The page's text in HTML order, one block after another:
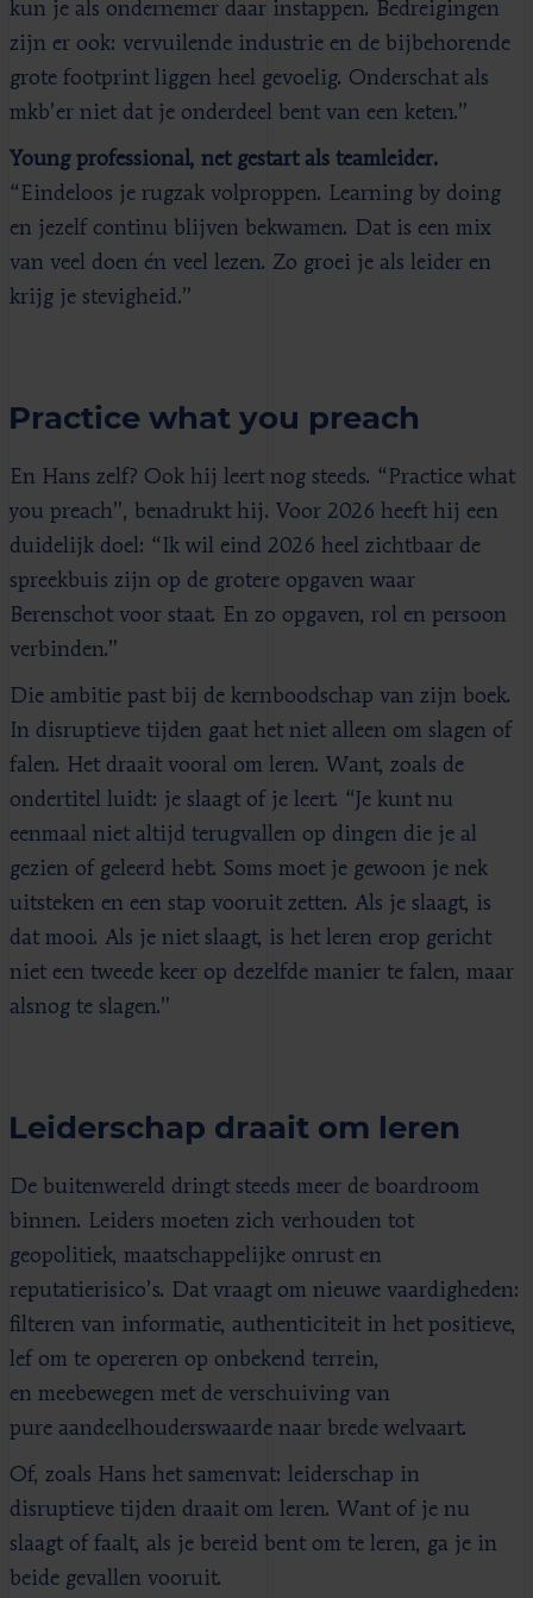
kun je als ondernemer daar instappen. Bedreigingen
zijn er ook: vervuilende industrie en de bijbehorende
grote footprint liggen heel gevoelig. Onderschat als
mkb’er niet dat je onderdeel bent van een keten.”
Young professional, net gestart als teamleider.
“Eindeloos je rugzak volproppen. Learning by doing
en jezelf continu blijven bekwamen. Dat is een mix
van veel doen én veel lezen. Zo groei je als leider en
krijg je stevigheid.”
Practice what you preach
En Hans zelf? Ook hij leert nog steeds. “Practice what
you preach”, benadrukt hij. Voor 2026 heeft hij een
duidelijk doel: “Ik wil eind 2026 heel zichtbaar de
spreekbuis zijn op de grotere opgaven waar
Berenschot voor staat. En zo opgaven, rol en persoon
verbinden.”
Die ambitie past bij de kernboodschap van zijn boek.
In disruptieve tijden gaat het niet alleen om slagen of
falen. Het draait vooral om leren. Want, zoals de
ondertitel luidt: je slaagt of je leert. “Je kunt nu
eenmaal niet altijd terugvallen op dingen die je al
gezien of geleerd hebt. Soms moet je gewoon je nek
uitsteken en een stap vooruit zetten. Als je slaagt, is
dat mooi. Als je niet slaagt, is het leren erop gericht
niet een tweede keer op dezelfde manier te falen, maar
alsnog te slagen.”
Leiderschap draait om leren
De buitenwereld dringt steeds meer de boardroom
binnen. Leiders moeten zich verhouden tot
geopolitiek, maatschappelijke onrust en
reputatierisico’s. Dat vraagt om nieuwe vaardigheden:
filteren van informatie, authenticiteit in het positieve,
lef om te opereren op onbekend terrein,
en meebewegen met de verschuiving van
pure aandeelhouderswaarde naar brede welvaart.
Of, zoals Hans het samenvat: leiderschap in
disruptieve tijden draait om leren. Want of je nu
slaagt of faalt, als je bereid bent om te leren, ga je in
beide gevallen vooruit.